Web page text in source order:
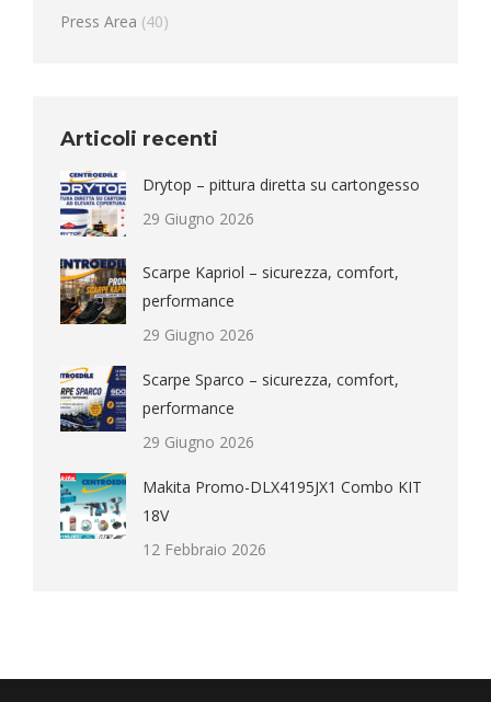
Press Area (40)
Articoli recenti
Drytop – pittura diretta su cartongesso
29 Giugno 2026
Scarpe Kapriol – sicurezza, comfort,
performance
29 Giugno 2026
Scarpe Sparco – sicurezza, comfort,
performance
29 Giugno 2026
Makita Promo-DLX4195JX1 Combo KIT
18V
12 Febbraio 2026